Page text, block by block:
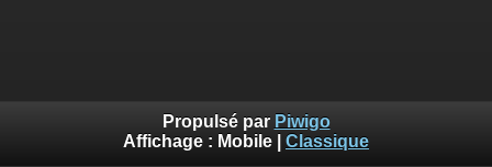
Propulsé par Piwigo
Affichage : Mobile Classique